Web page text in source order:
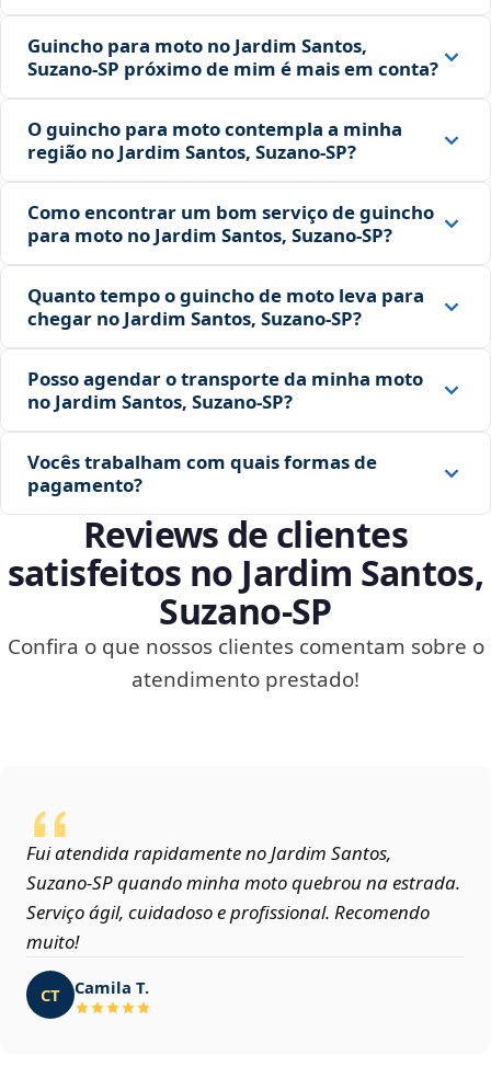
Guincho para moto no Jardim Santos,
Suzano‑SP próximo de mim é mais em conta?
O guincho para moto contempla a minha
região no Jardim Santos, Suzano‑SP?
Como encontrar um bom serviço de guincho
para moto no Jardim Santos, Suzano‑SP?
Quanto tempo o guincho de moto leva para
chegar no Jardim Santos, Suzano‑SP?
Posso agendar o transporte da minha moto
no Jardim Santos, Suzano‑SP?
Vocês trabalham com quais formas de
pagamento?
Reviews de clientes
satisfeitos no Jardim Santos,
Suzano‑SP
Confira o que nossos clientes comentam sobre o
atendimento prestado!
Fui atendida rapidamente no Jardim Santos,
Suzano‑SP quando minha moto quebrou na estrada.
Serviço ágil, cuidadoso e profissional. Recomendo
muito!
CT Camila T.